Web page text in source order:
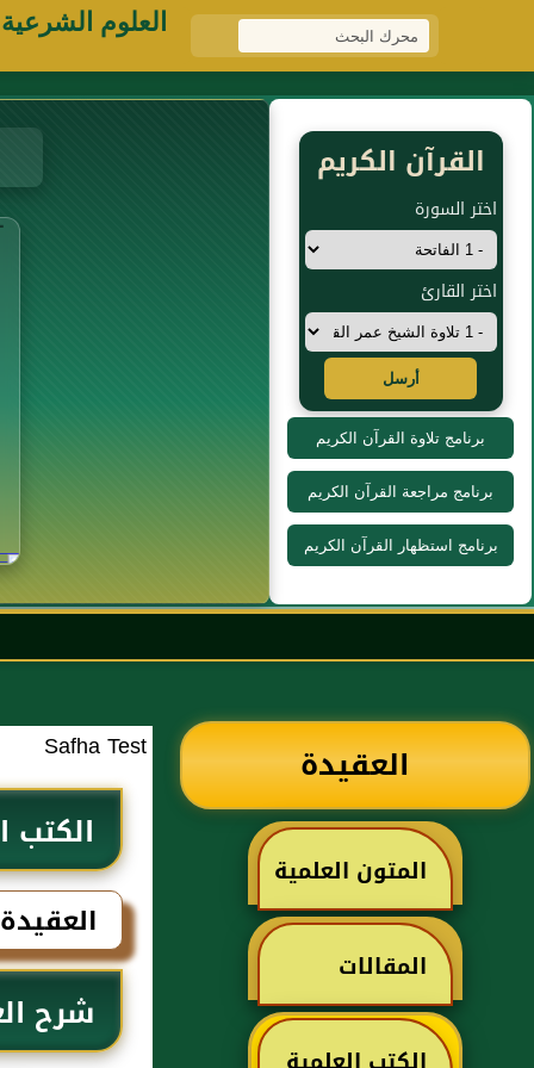
العلوم الشرعية
القرآن الكريم
اختر السورة
اختر القارئ
أرسل
برنامج تلاوة القرآن الكريم
برنامج مراجعة القرآن الكريم
برنامج استظهار القرآن الكريم
العقيدة
المتون العلمية
المقالات
Safha Test
الكتب
العقيدة
شرح